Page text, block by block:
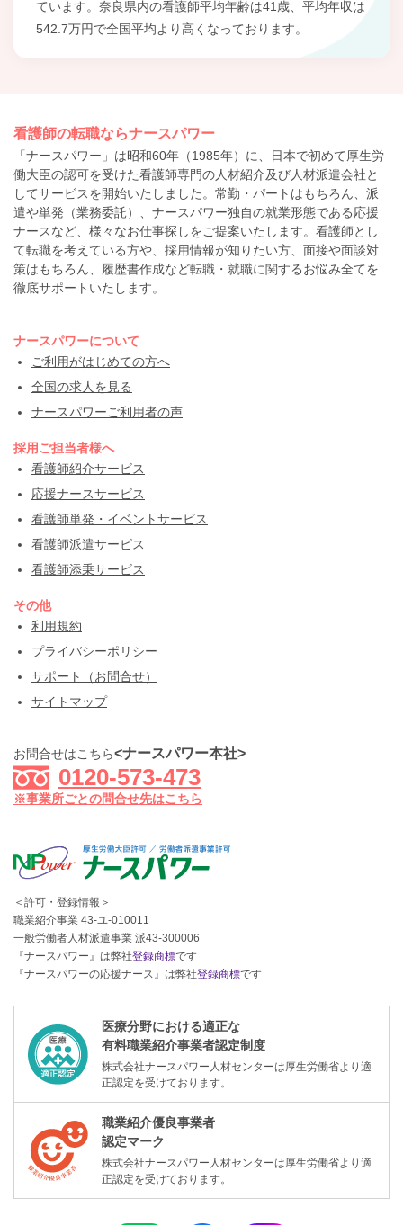
ています。奈良県内の看護師平均年齢は41歳、平均年収は
542.7万円で全国平均より高くなっております。
看護師の転職ならナースパワー
「ナースパワー」は昭和60年（1985年）に、日本で初めて厚生労
働大臣の認可を受けた看護師専門の人材紹介及び人材派遣会社と
してサービスを開始いたしました。常勤・パートはもちろん、派
遣や単発（業務委託）、ナースパワー独自の就業形態である応援
ナースなど、様々なお仕事探しをご提案いたします。看護師とし
て転職を考えている方や、採用情報が知りたい方、面接や面談対
策はもちろん、履歴書作成など転職・就職に関するお悩み全てを
徹底サポートいたします。
ナースパワーについて
ご利用がはじめての方へ
全国の求人を見る
ナースパワーご利用者の声
採用ご担当者様へ
看護師紹介サービス
応援ナースサービス
看護師単発・イベントサービス
看護師派遣サービス
看護師添乗サービス
その他
利用規約
プライバシーポリシー
サポート（お問合せ）
サイトマップ
お問合せはこちら<ナースパワー本社>
0120-573-473
※事業所ごとの問合せ先はこちら
＜許可・登録情報＞
職業紹介事業 43-ユ-010011
一般労働者人材派遣事業 派43-300006
『ナースパワー』は弊社登録商標です
『ナースパワーの応援ナース』は弊社登録商標です
医療分野における適正な
有料職業紹介事業者認定制度
株式会社ナースパワー人材センターは厚生労働省より適
正認定を受けております。
職業紹介優良事業者
認定マーク
株式会社ナースパワー人材センターは厚生労働省より適
正認定を受けております。